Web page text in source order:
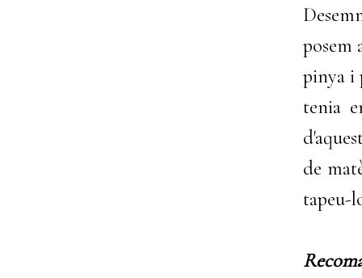
posem
pinya i
tenia
de
tapeu-